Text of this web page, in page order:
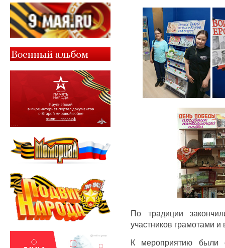
По традиции
участников грамотами
К мероприятию были